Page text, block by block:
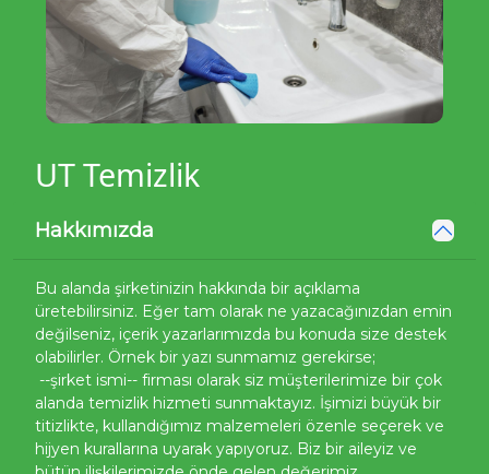
UT Temizlik
Hakkımızda
Bu alanda şirketinizin hakkında bir açıklama
üretebilirsiniz. Eğer tam olarak ne yazacağınızdan emin
değilseniz, içerik yazarlarımızda bu konuda size destek
olabilirler. Örnek bir yazı sunmamız gerekirse;
--şirket ismi-- firması olarak siz müşterilerimize bir çok
alanda temizlik hizmeti sunmaktayız. İşimizi büyük bir
titizlikte, kullandığımız malzemeleri özenle seçerek ve
hijyen kurallarına uyarak yapıyoruz. Biz bir aileyiz ve